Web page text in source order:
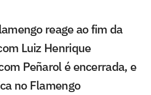
reage ao fim da
Luiz Henrique
Peñarol é encerrada, e
no Flamengo